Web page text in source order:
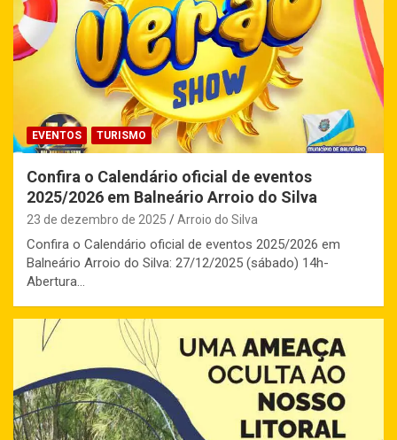
EVENTOS TURISMO
Confira o Calendário oficial de eventos
2025/2026 em Balneário Arroio do Silva
23 de dezembro de 2025 Arroio do Silva
Confira o Calendário oficial de eventos 2025/2026 em
Balneário Arroio do Silva: 27/12/2025 (sábado) 14h-
Abertura…